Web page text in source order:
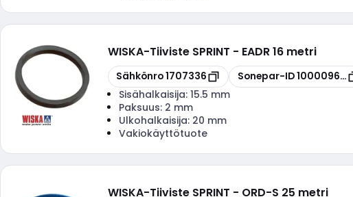
WISKA-Tiiviste SPRINT - EADR 16 metri
Kopioi
Sähkönro1707336 Kopioi
Sonepar-ID100009636
Sisähalkaisija: 15.5 mm
Paksuus: 2 mm
Ulkohalkaisija: 20 mm
Vakiokäyttötuote
WISKA-Tiiviste SPRINT - ORD-S 25 metri